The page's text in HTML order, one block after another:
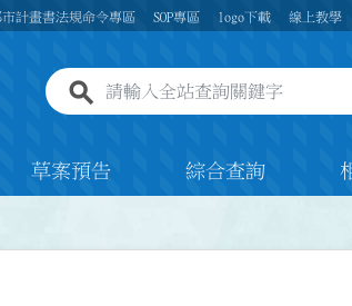
市計畫書法規命令專區 SOP專區 logo下載 線上教學
全站查詢關鍵字欄位
草案預告 綜合查詢